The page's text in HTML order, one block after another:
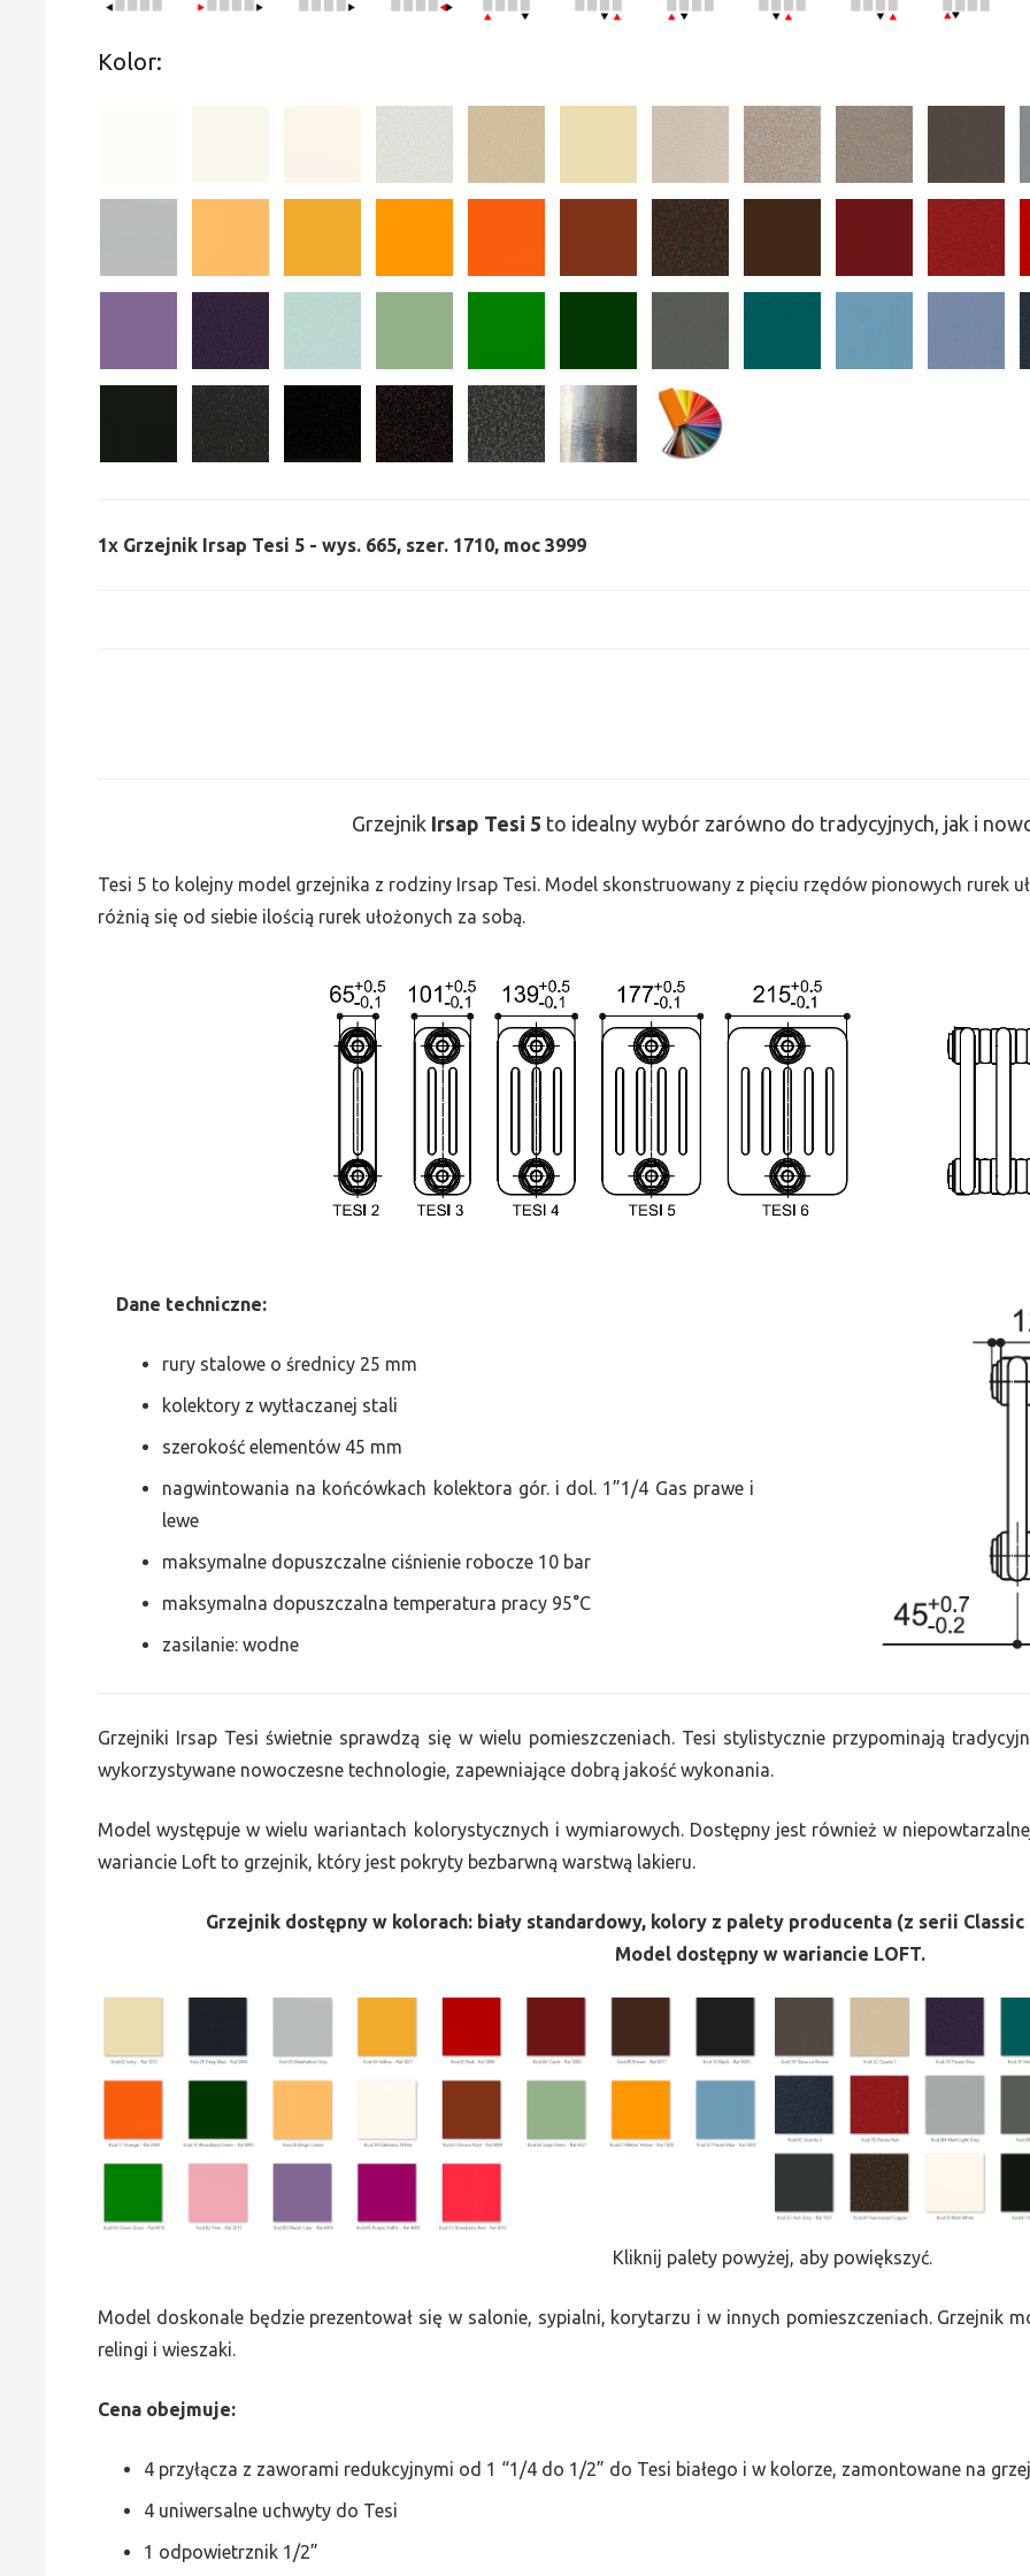
Kolor:
1x Grzejnik Irsap Tesi 5 - wys. 665, szer. 1710, moc 3999
Grzejnik Irsap Tesi 5 to idealny wybór zarówno do tradycyjnych, jak i
Tesi 5 to kolejny model grzejnika z rodziny Irsap Tesi. Model skonstruowany z pięciu rzędów pionowych rurek
różnią się od siebie ilością rurek ułożonych za sobą.
Dane techniczne:
rury stalowe o średnicy 25 mm
kolektory z wytłaczanej stali
szerokość elementów 45 mm
nagwintowania na końcówkach kolektora gór. i dol. 1”1/4 Gas prawe i
lewe
maksymalne dopuszczalne ciśnienie robocze 10 bar
maksymalna dopuszczalna temperatura pracy 95°C
zasilanie: wodne
Grzejniki Irsap Tesi świetnie sprawdzą się w wielu pomieszczeniach. Tesi stylistycznie przypominają
wykorzystywane nowoczesne technologie, zapewniające dobrą jakość wykonania.
Model występuje w wielu wariantach kolorystycznych i wymiarowych. Dostępny jest również w
wariancie Loft to grzejnik, który jest pokryty bezbarwną warstwą lakieru.
Grzejnik dostępny w kolorach: biały standardowy, kolory z palety producenta (z serii
Model dostępny w wariancie LOFT.
Kliknij palety powyżej, aby powiększyć.
Model doskonale będzie prezentował się w salonie, sypialni, korytarzu i w innych pomieszczeniach. Grzejnik
relingi i wieszaki.
Cena obejmuje:
4 przyłącza z zaworami redukcyjnymi od 1 “1/4 do 1/2” do Tesi białego i w kolorze, zamontowane na
4 uniwersalne uchwyty do Tesi
1 odpowietrznik 1/2”